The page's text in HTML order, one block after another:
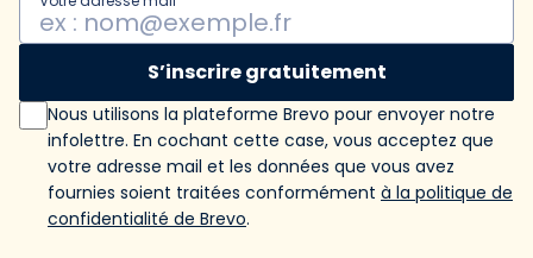
S’inscrire gratuitement
Nous utilisons la plateforme Brevo pour envoyer notre
infolettre. En cochant cette case, vous acceptez que
votre adresse mail et les données que vous avez
fournies soient traitées conformément à la politique de
confidentialité de Brevo.